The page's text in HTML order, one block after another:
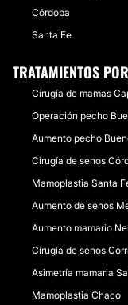
Córdoba
Santa Fe
TRATAMIENTOS
Cirugía de mamas
Operación pecho
Aumento pecho
Cirugía de senos
Mamoplastia Santa
Aumento de senos
Aumento mamario
Cirugía de senos
Asimetría mamaria
Mamoplastia Chaco